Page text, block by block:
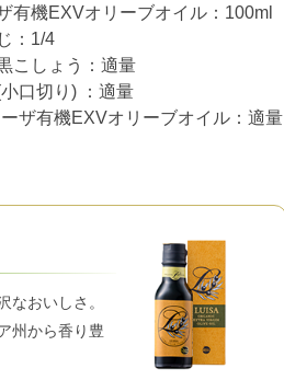
有機EXVオリーブオイル：100ml
：1/4
こしょう：適量
小口切り) ：適量
ーザ有機EXVオリーブオイル：適量
なおいしさ。
州から香り豊